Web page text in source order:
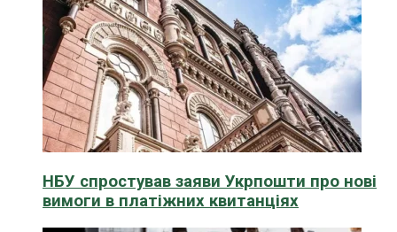
НБУ спростував заяви Укрпошти про нові
вимоги в платіжних квитанціях